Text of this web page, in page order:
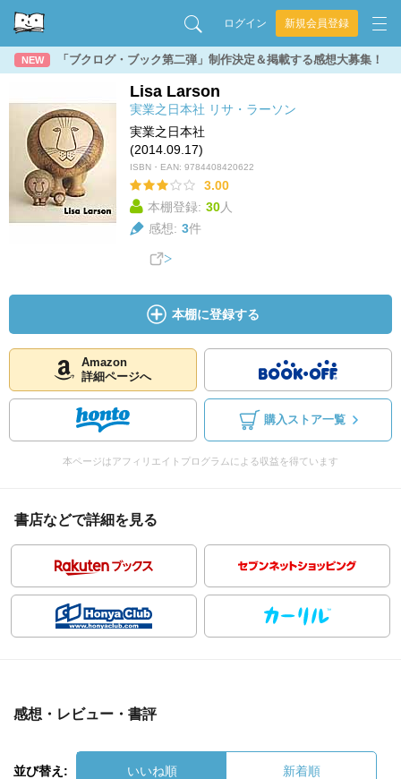
ログイン 新規会員登録
NEW 「ブクログ・ブック第二弾」制作決定＆掲載する感想大募集！
Lisa Larson
実業之日本社 リサ・ラーソン
実業之日本社
(2014.09.17)
ISBN・EAN: 9784408420622
3.00
本棚登録: 30人
感想: 3件
本棚に登録する
Amazon
詳細ページへ
購入ストア一覧
本ページはアフィリエイトプログラムによる収益を得ています
書店などで詳細を見る
感想・レビュー・書評
並び替え: いいね順 新着順